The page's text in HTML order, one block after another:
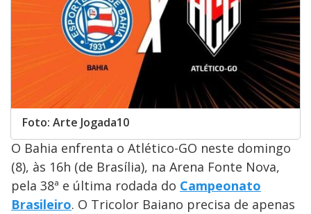
Foto: Arte Jogada10
O Bahia enfrenta o Atlético-GO neste domingo
(8), às 16h (de Brasília), na Arena Fonte Nova,
pela 38ª e última rodada do Campeonato
Brasileiro. O Tricolor Baiano precisa de apenas